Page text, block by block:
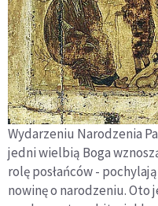
Wydarzeniu Narodzenia
jedni wielbią Boga
rolę posłańców -
nowinę o narodzeniu. Oto